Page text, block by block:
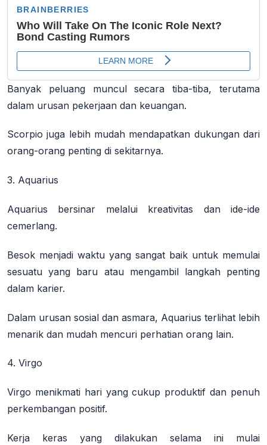
Banyak peluang muncul secara tiba-tiba, terutama
dalam urusan pekerjaan dan keuangan.
Scorpio juga lebih mudah mendapatkan dukungan dari
orang-orang penting di sekitarnya.
3. Aquarius
Aquarius bersinar melalui kreativitas dan ide-ide
cemerlang.
Besok menjadi waktu yang sangat baik untuk memulai
sesuatu yang baru atau mengambil langkah penting
dalam karier.
Dalam urusan sosial dan asmara, Aquarius terlihat lebih
menarik dan mudah mencuri perhatian orang lain.
4. Virgo
Virgo menikmati hari yang cukup produktif dan penuh
perkembangan positif.
Kerja keras yang dilakukan selama ini mulai